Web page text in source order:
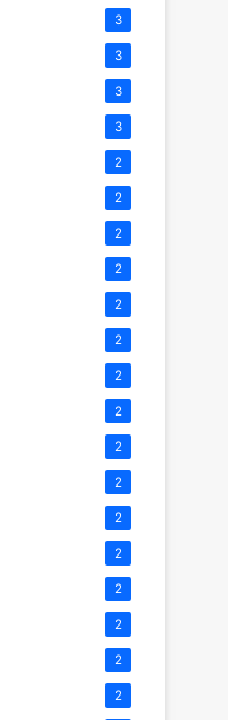
3
3
3
3
2
2
2
2
2
2
2
2
2
2
2
2
2
2
2
2